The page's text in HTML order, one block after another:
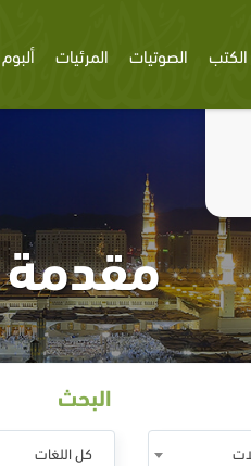
الكتب الصوتيات المرئيات
مقدمة
البحث
كل اللغات